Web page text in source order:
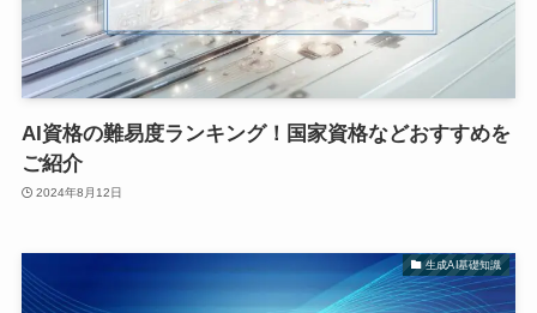
AI資格の難易度ランキング！国家資格などおすすめを
ご紹介
2024年8月12日
生成AI基礎知識